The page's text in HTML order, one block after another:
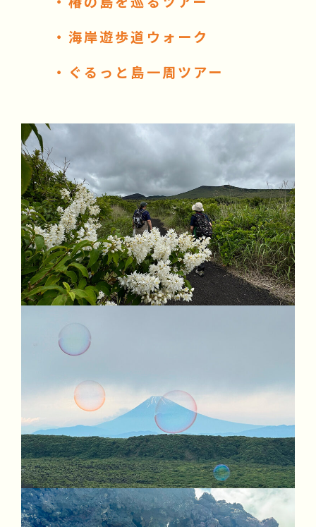
・海岸遊歩道ウォーク
・ぐるっと島一周ツアー